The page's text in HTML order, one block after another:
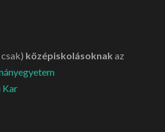
középiskolásoknak az
Kar